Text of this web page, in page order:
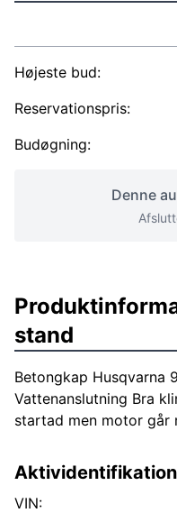
Højeste bud:
Reservationspris:
Budøgning:
Denne
stand
Betongkap Husqvarna
Vattenanslutning Bra
startad men motor går
Aktividentifikation
VIN: